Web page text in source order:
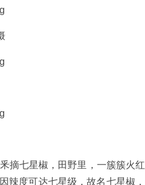
摘七星椒，田野里，一簇簇火红
辣度可达七星级，故名七星椒，